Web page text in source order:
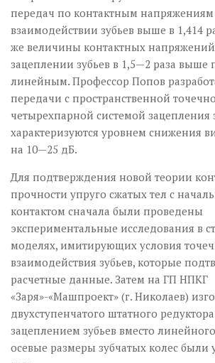
передач по контактным
взаимодействии зубьев выше в 1,414
же величины контактных
зацеплении зубьев в 1,5—2 раза выше
линейным. Профессор Попов
передачи с пространственной
четырехпарной системой зацепления
характеризуются уровнем снижения
на 10—25 дБ.
Для подтверждения новой теории
прочности упруго сжатых тел с
контактом сначала были проведены
экспериментальные исследования в
моделях, имитирующих условия
взаимодействия зубьев, которые
расчетные данные. Затем на ГП НПКГ
«Заря»-«Машпроект» (г. Николаев)
двухступенчатого штатного
зацеплением зубьев вместо
осевые размеры зубчатых колес